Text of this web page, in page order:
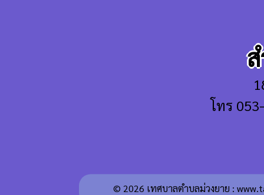
โทร
© 2026 เทศบาลตำบลม่วงยาย :